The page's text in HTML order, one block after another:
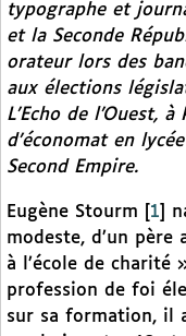
typographe et
et la Seconde
orateur lors des
aux élections
L’Echo de l’Ouest, à
d’économat en
Second Empire.
Eugène Stourm 1
modeste, d’un père
à l’école de charité
profession de foi
sur sa formation, il